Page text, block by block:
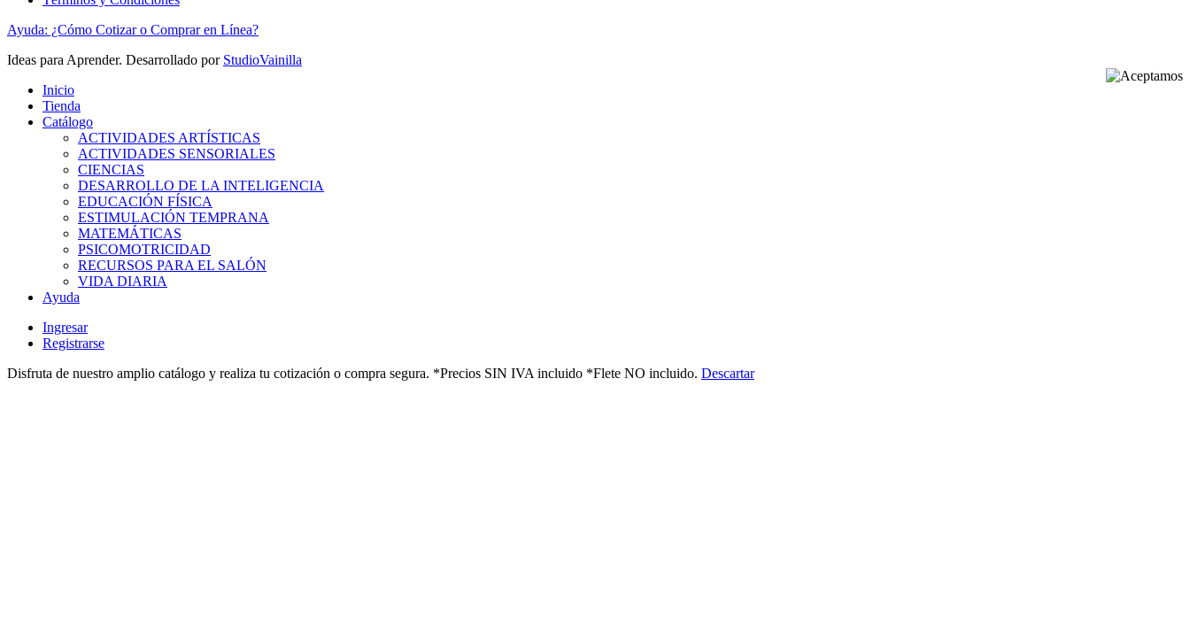
Ayuda: ¿Cómo Cotizar o Comprar en Línea?
Ideas para Aprender. Desarrollado por StudioVainilla
Inicio
Tienda
Catálogo
ACTIVIDADES ARTÍSTICAS
ACTIVIDADES SENSORIALES
CIENCIAS
DESARROLLO DE LA INTELIGENCIA
EDUCACIÓN FÍSICA
ESTIMULACIÓN TEMPRANA
MATEMÁTICAS
PSICOMOTRICIDAD
RECURSOS PARA EL SALÓN
VIDA DIARIA
Ayuda
Ingresar
Registrarse
Disfruta de nuestro amplio catálogo y realiza tu cotización o compra segura. *Precios SIN IVA incluido *Flete NO incluido. Descartar